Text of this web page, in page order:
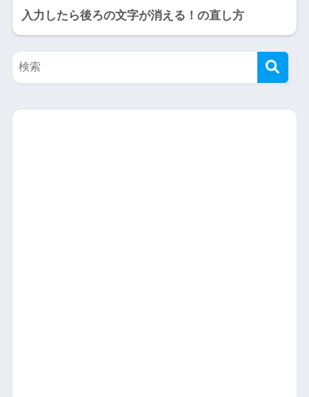
入力したら後ろの文字が消える！の直し方